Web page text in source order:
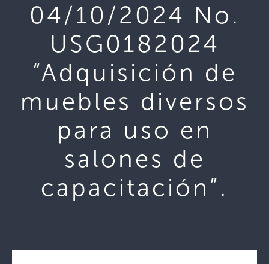
04/10/2024 No.
USG0182024
“Adquisición de
muebles diversos
para uso en
salones de
capacitación”.